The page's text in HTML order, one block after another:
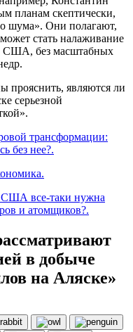
планам скептически,
шума». Они полагают,
стать налаживание
США, без масштабных
прояснить, являются ли
серьезной
трансформации:
без нее?.
США все-таки нужна
и атомщиков?.
в добыче
на Аляске»